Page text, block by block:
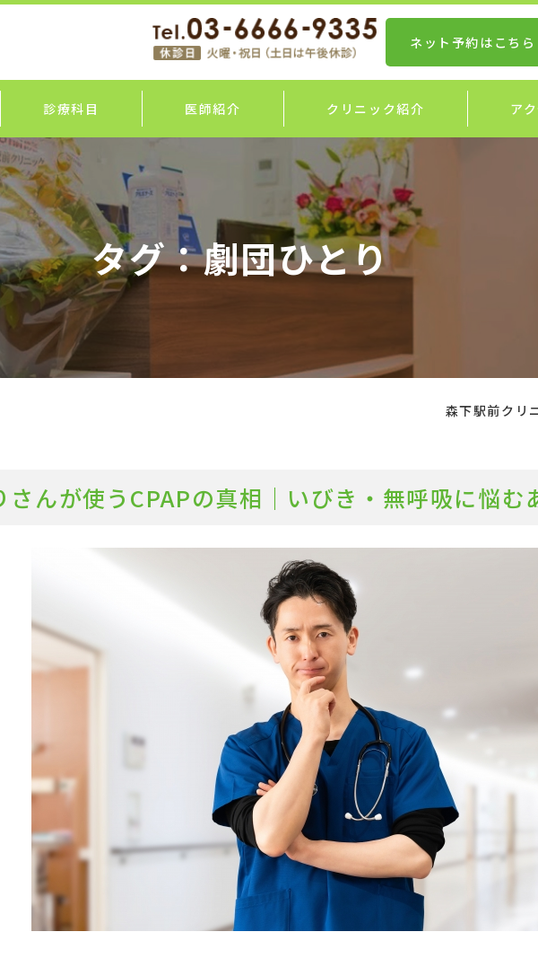
ネット予約はこちら
診療科目 医師紹介 クリニック紹介 ア
タグ：劇団ひとり
森下駅前クリ
さんが使うCPAPの真相｜いびき・無呼吸に悩む